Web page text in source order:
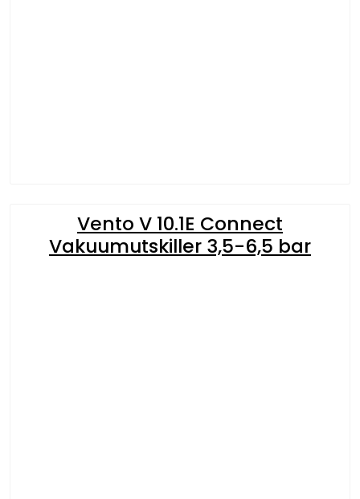
Vento V 10.1E Connect
Vakuumutskiller 3,5-6,5 bar